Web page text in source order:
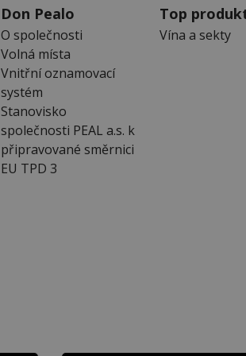
Don Pealo
O společnosti
Volná místa
Vnitřní oznamovací
systém
Stanovisko
společnosti PEAL a.s. k
připravované směrnici
EU TPD 3
Top
Vína a sekty